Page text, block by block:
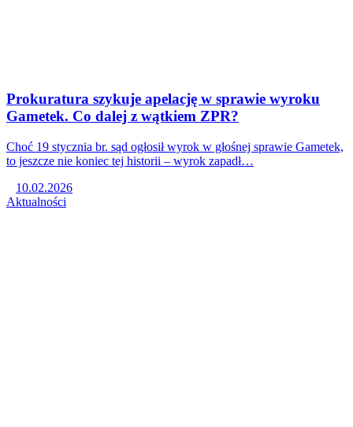
Prokuratura szykuje apelację w sprawie wyroku
Gametek. Co dalej z wątkiem ZPR?
Choć 19 stycznia br. sąd ogłosił wyrok w głośnej sprawie Gametek,
to jeszcze nie koniec tej historii – wyrok zapadł…
10.02.2026
Aktualności